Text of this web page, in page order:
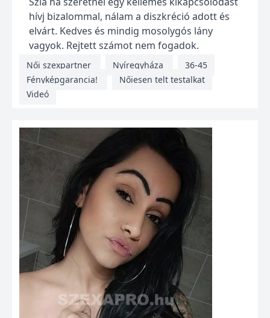
hívj bizalommal, nálam a diszkréció adott és
elvárt. Kedves és mindig mosolygós lány
vagyok. Rejtett számot nem fogadok.
Köszönöm ...
Női szexpartner Nyíregyháza
36-45
Fényképgarancia!
Nőiesen telt testalkat
Videó